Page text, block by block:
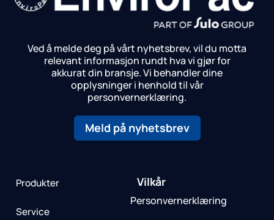
Ved å melde deg på vårt nyhetsbrev, vil du motta
relevant informasjon rundt hva vi gjør for
akkurat din bransje.Vi behandler dine
opplysninger i henhold til vår
personvernerklæring.
Meld på nyhetsbrev
Produkter
Service
Vilkår
Personvernerklæring